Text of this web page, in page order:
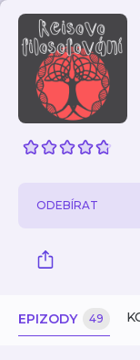
ODEBÍRAT
EPIZODY 49